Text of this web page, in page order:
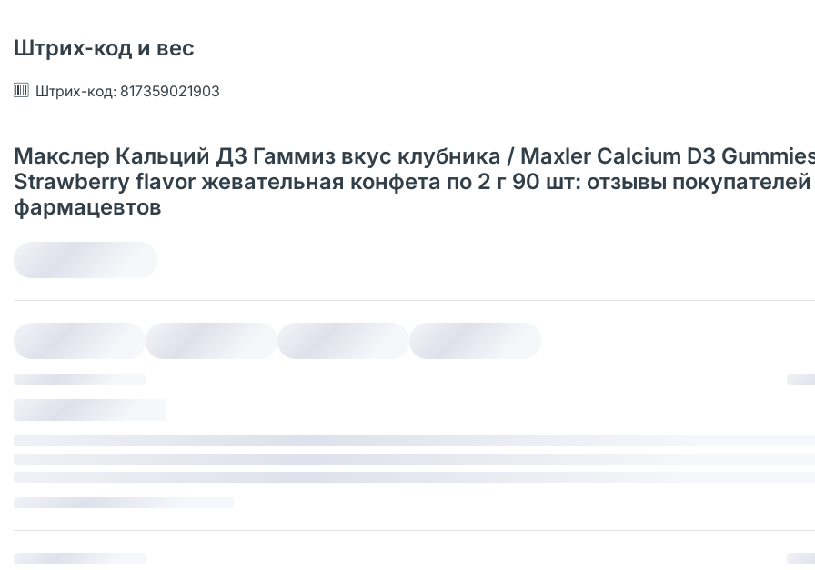
Штрих-код и вес
Штрих-код: 817359021903
Макслер Кальций Д3 Гаммиз вкус клубника / Maxler Calcium D3
Strawberry flavor жевательная конфета по 2 г 90 шт: отзывы
фармацевтов